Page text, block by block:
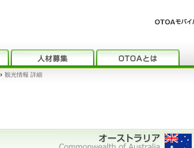
› 観光情報 詳細